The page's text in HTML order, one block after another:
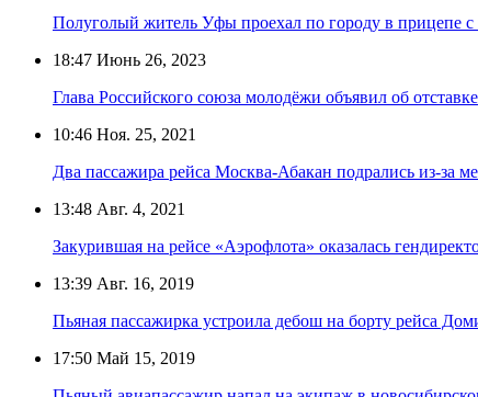
Полуголый житель Уфы проехал по городу в прицепе с
18:47 Июнь 26, 2023
Глава Российского союза молодёжи объявил об отставке
10:46 Ноя. 25, 2021
Два пассажира рейса Москва-Абакан подрались из-за
13:48 Авг. 4, 2021
Закурившая на рейсе «Аэрофлота» оказалась
13:39 Авг. 16, 2019
Пьяная пассажирка устроила дебош на борту рейса
17:50 Май 15, 2019